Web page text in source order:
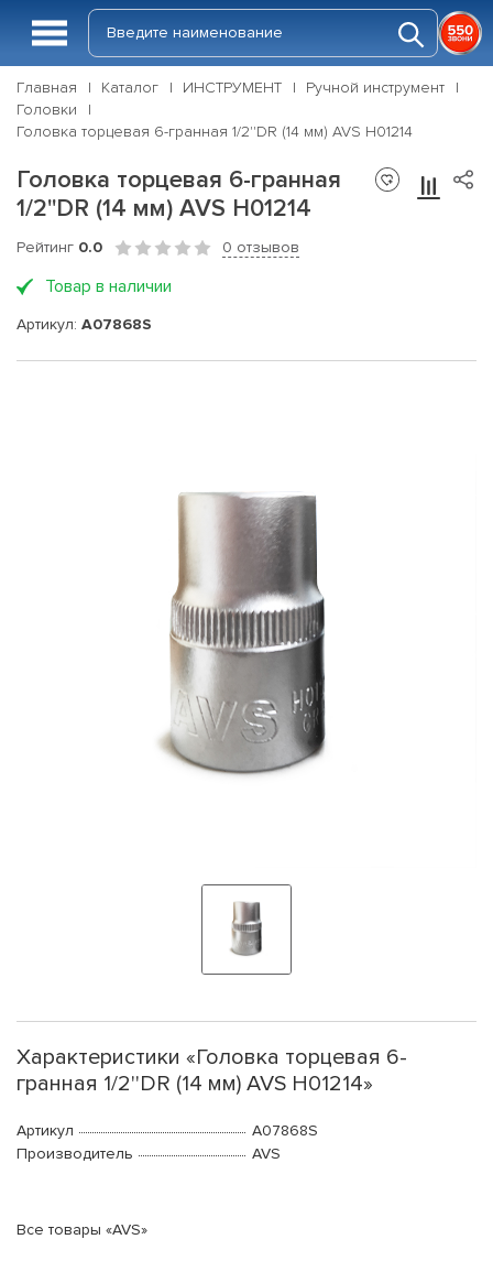
Главная Каталог ИНСТРУМЕНТ
Ручной инструмент
Головки
Головка торцевая 6-гранная 1/2''DR (14 мм) AVS H01214
Головка торцевая 6-гранная
1/2''DR (14 мм) AVS H01214
Рейтинг 0.0 0 отзывов
Товар в наличии
Артикул: A07868S
Характеристики «Головка торцевая 6-
гранная 1/2''DR (14 мм) AVS H01214»
Артикул
A07868S
Производитель
AVS
Все товары «AVS»